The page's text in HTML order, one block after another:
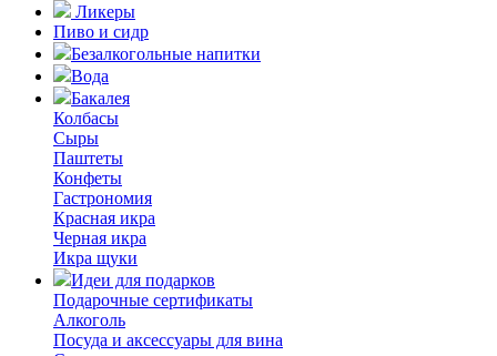
Ликеры
Пиво и сидр
Безалкогольные напитки
Вода
Бакалея
Колбасы
Сыры
Паштеты
Конфеты
Гастрономия
Красная икра
Черная икра
Икра щуки
Идеи для подарков
Подарочные сертификаты
Алкоголь
Посуда и аксессуары для вина